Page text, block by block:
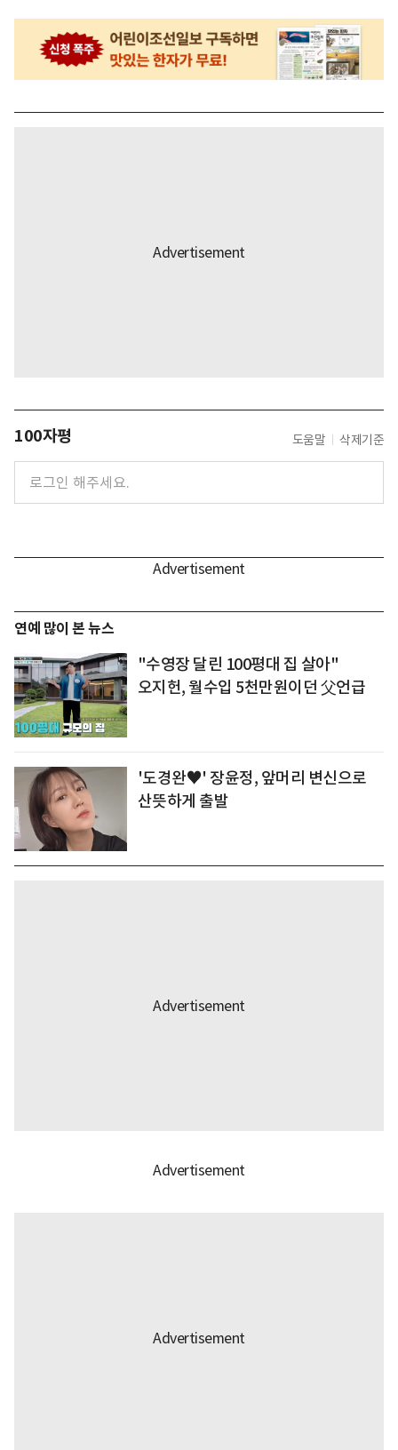
100자평 도움말 삭제기준
연예 많이 본 뉴스
"수영장 달린 100평대 집 살아"
오지헌, 월수입 5천만원이던 父언급
'도경완♥' 장윤정, 앞머리 변신으로
산뜻하게 출발